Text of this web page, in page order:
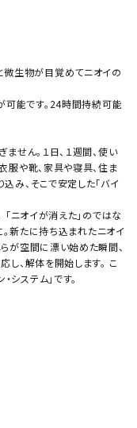
生物が目覚めてニオイの
可能です。24時間持続可能
せん。１日、１週間、使い
服や靴、家具や寝具、住ま
み、そこで安定した「バイ
ニオイが消えた」のではな
。新たに持ち込まれたニオイ
が空間に漂い始めた瞬間、
、解体を開始します。 こ
システム」です。